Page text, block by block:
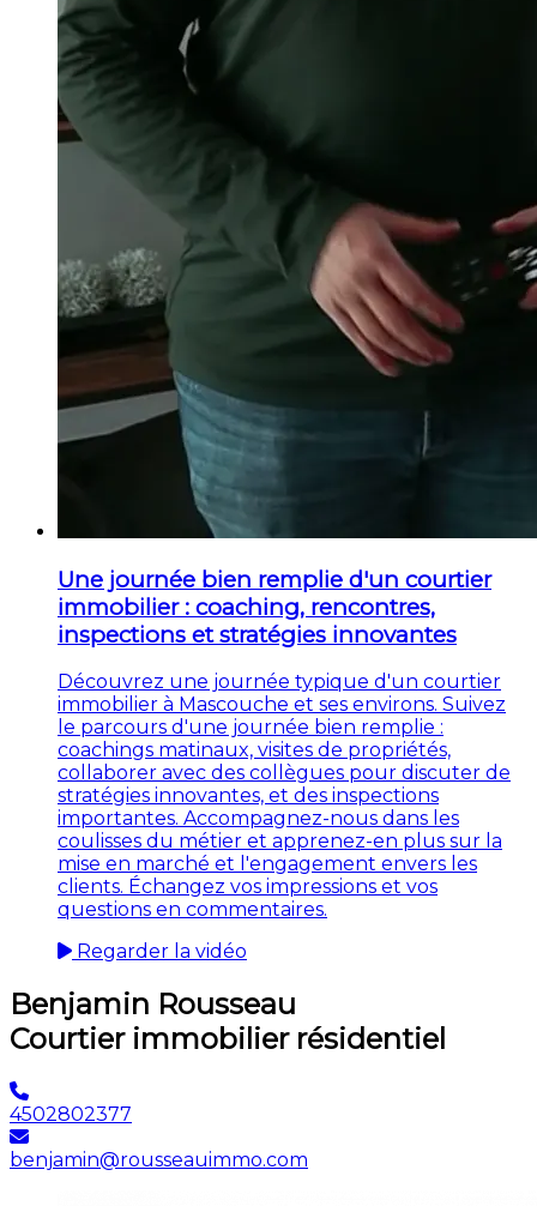
Une journée bien remplie d'un courtier
immobilier : coaching, rencontres,
inspections et stratégies innovantes
Découvrez une journée typique d'un courtier
immobilier à Mascouche et ses environs. Suivez
le parcours d'une journée bien remplie :
coachings matinaux, visites de propriétés,
collaborer avec des collègues pour discuter de
stratégies innovantes, et des inspections
importantes. Accompagnez-nous dans les
coulisses du métier et apprenez-en plus sur la
mise en marché et l'engagement envers les
clients. Échangez vos impressions et vos
questions en commentaires.
Regarder la vidéo
Benjamin Rousseau
Courtier immobilier résidentiel
4502802377
benjamin@rousseauimmo.com